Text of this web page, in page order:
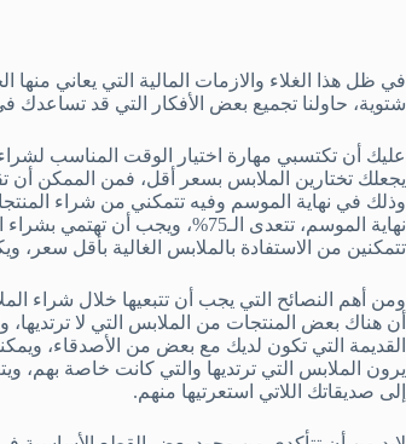
في ظل هذا الغلاء والازمات المالية التي يعاني
شتوية، حاولنا تجميع بعض الأفكار التي قد تساعدك
عليك أن تكتسبي مهارة اختيار الوقت المناسب
يجعلك تختارين الملابس بسعر أقل، فمن الممكن
وذلك في نهاية الموسم وفيه تتمكني من شراء
نهاية الموسم، تتعدى الـ75%،
تتمكنين من الاستفادة بالملابس الغالية بأقل
ومن أهم النصائح التي يجب أن تتبعيها خلال شراء
أن هناك بعض المنتجات من الملابس التي لا
القديمة التي تكون لديك مع بعض من الأصدقاء،
يرون الملابس التي ترتديها والتي كانت خاصة بهم،
إلى صديقاتك اللاتي استعرتيها منهم.